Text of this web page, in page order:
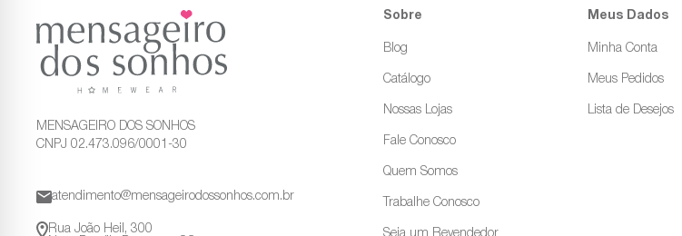
MENSAGEIRO DOS SONHOS
CNPJ 02.473.096/0001-30
atendimento@mensageirodossonhos.com.br
Rua João Heil, 300
Sobre
Blog
Catálogo
Nossas Lojas
Fale Conosco
Quem Somos
Trabalhe Conosco
Seja um Revendedor
Meus Dados
Minha Conta
Meus Pedidos
Lista de Desejos